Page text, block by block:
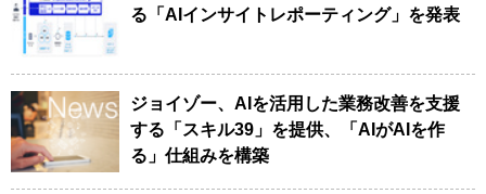
る「AIインサイトレポーティング」を発表
ジョイゾー、AIを活用した業務改善を支援
する「スキル39」を提供、「AIがAIを作
る」仕組みを構築